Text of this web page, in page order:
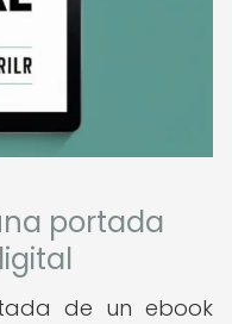
portada
de un ebook